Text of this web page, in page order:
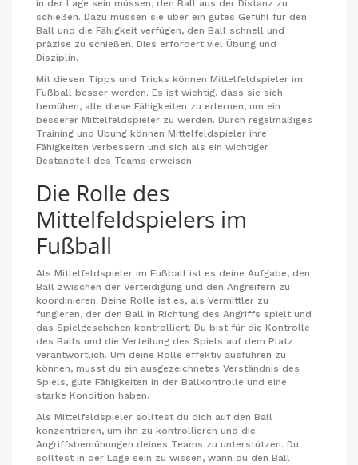
in der Lage sein müssen, den Ball aus der Distanz zu
schießen. Dazu müssen sie über ein gutes Gefühl für den
Ball und die Fähigkeit verfügen, den Ball schnell und
präzise zu schießen. Dies erfordert viel Übung und
Disziplin.
Mit diesen Tipps und Tricks können Mittelfeldspieler im
Fußball besser werden. Es ist wichtig, dass sie sich
bemühen, alle diese Fähigkeiten zu erlernen, um ein
besserer Mittelfeldspieler zu werden. Durch regelmäßiges
Training und Übung können Mittelfeldspieler ihre
Fähigkeiten verbessern und sich als ein wichtiger
Bestandteil des Teams erweisen.
Die Rolle des
Mittelfeldspielers im
Fußball
Als Mittelfeldspieler im Fußball ist es deine Aufgabe, den
Ball zwischen der Verteidigung und den Angreifern zu
koordinieren. Deine Rolle ist es, als Vermittler zu
fungieren, der den Ball in Richtung des Angriffs spielt und
das Spielgeschehen kontrolliert. Du bist für die Kontrolle
des Balls und die Verteilung des Spiels auf dem Platz
verantwortlich. Um deine Rolle effektiv ausführen zu
können, musst du ein ausgezeichnetes Verständnis des
Spiels, gute Fähigkeiten in der Ballkontrolle und eine
starke Kondition haben.
Als Mittelfeldspieler solltest du dich auf den Ball
konzentrieren, um ihn zu kontrollieren und die
Angriffsbemühungen deines Teams zu unterstützen. Du
solltest in der Lage sein zu wissen, wann du den Ball